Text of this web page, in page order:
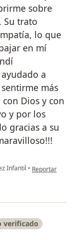
sobre
Su trato
lo que
en mí
a
más
Dios y con
y por los
gracias a su
Infantil • en opinión del
Reportar
verificado